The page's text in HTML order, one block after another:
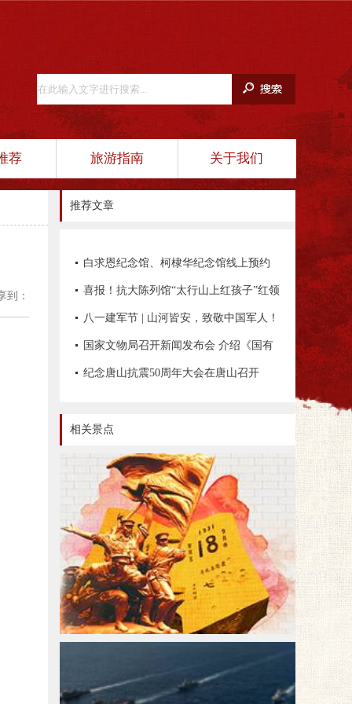
荐 旅游指南 关于我们
推荐文章
白求恩纪念馆、柯棣华纪念馆线上预约
平台正式开通！
喜报！抗大陈列馆“太行山上红孩子”红领
巾讲解员项目入选全国典型项目
八一建军节 | 山河皆安，致敬中国军人！
国家文物局召开新闻发布会 介绍《国有
文物资源数据管理办法》《革命文物保
纪念唐山抗震50周年大会在唐山召开
相关景点
红色旅游
到：